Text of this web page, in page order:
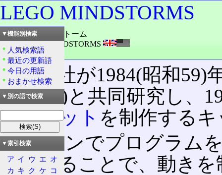
LEGO MINDSTORMS
読み：マインドストーム
外語：LEGO MINDSTORMS
品詞：商品名
LEGO社が1984(昭和59)
学(MIT)と共同研究し、
たロボット を制作する
パソコンでプログラム
由で送ることで、動き
▼機能別検索
人気検索語
最近の更新語
今日の用語
おまかせ検索
▼別の語で検索
▼索引検索
ア イ ウ エ オ
カ キ ク ケ コ